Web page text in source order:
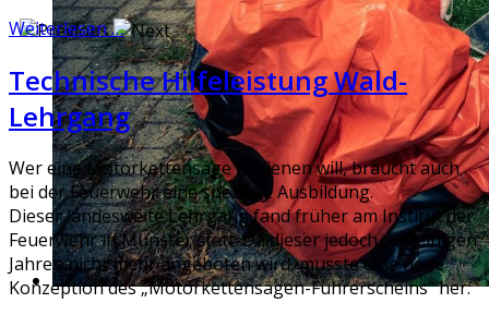
Weiterlesen …
Technische Hilfeleistung Wald-
Lehrgang
Wer eine Motorkettensäge bedienen will, braucht auch
bei der Feuerwehr eine spezielle Ausbildung.
Dieser landesweite Lehrgang fand früher am Institut der
Feuerwehr in Münster statt. Da dieser jedoch seit einigen
Jahren nicht mehr angeboten wird, musste eine neue
Konzeption des „Motorkettensägen-Führerscheins“ her.